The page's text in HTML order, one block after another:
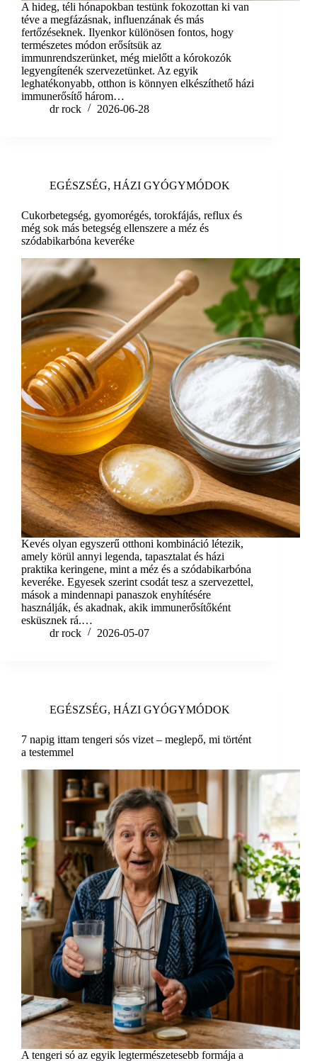
A hideg, téli hónapokban testünk fokozottan ki van
téve a megfázásnak, influenzának és más
fertőzéseknek. Ilyenkor különösen fontos, hogy
természetes módon erősítsük az
immunrendszerünket, még mielőtt a kórokozók
legyengítenék szervezetünket. Az egyik
leghatékonyabb, otthon is könnyen elkészíthető házi
immunerősítő három…
dr rock
2026-06-28
EGÉSZSÉG, HÁZI GYÓGYMÓDOK
Cukorbetegség, gyomorégés, torokfájás, reflux és
még sok más betegség ellenszere a méz és
szódabikarbóna keveréke
Kevés olyan egyszerű otthoni kombináció létezik,
amely körül annyi legenda, tapasztalat és házi
praktika keringene, mint a méz és a szódabikarbóna
keveréke. Egyesek szerint csodát tesz a szervezettel,
mások a mindennapi panaszok enyhítésére
használják, és akadnak, akik immunerősítőként
esküsznek rá.…
dr rock
2026-05-07
EGÉSZSÉG, HÁZI GYÓGYMÓDOK
7 napig ittam tengeri sós vizet – meglepő, mi történt
a testemmel
A tengeri só az egyik legtermészetesebb formája a